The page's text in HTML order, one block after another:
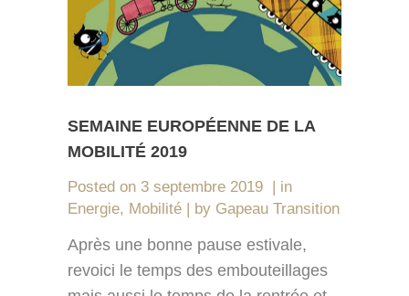
SEMAINE EUROPÉENNE DE LA
MOBILITÉ 2019
Posted on 3 septembre 2019
in
Energie, Mobilité by Gapeau Transition
Après une bonne pause estivale,
revoici le temps des embouteillages